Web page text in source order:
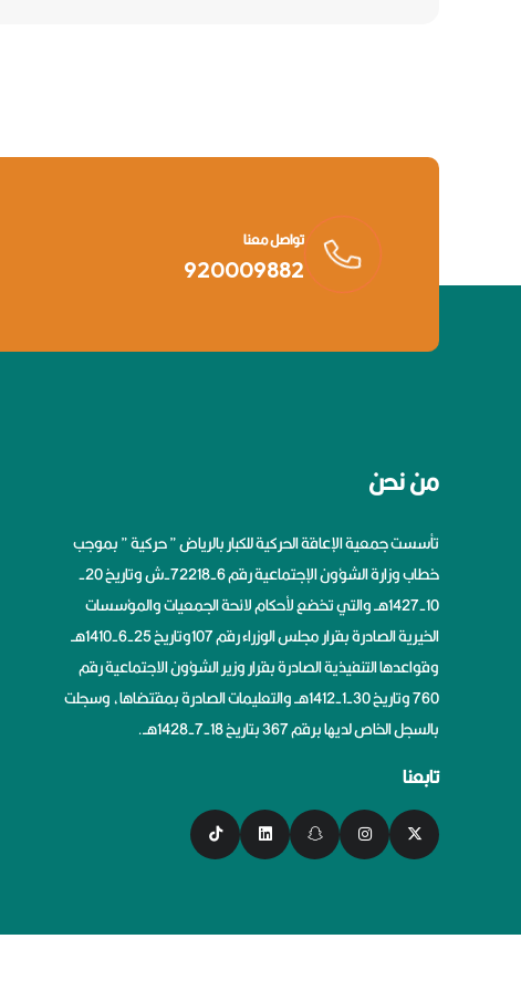
تواصل معنا
920009882
من نحن
تأسست جمعية الإعاقة الحركية للكبار بالرياض ” حركية ” بموجب
خطاب وزارة الشؤون الإجتماعية رقم 6-72218-ش وتاريخ 20-
10-1427هــ والتي تخضع لأحكام لائحة الجمعيات والمؤسسات
الخيرية الصادرة بقرار مجلس الوزراء رقم 107وتاريخ 25-6-1410هــ
وقواعدها التنفيذية الصادرة بقرار وزير الشؤون الاجتماعية رقم
760 وتاريخ 30-1-1412هــ والتعليمات الصادرة بمقتضاها، وسجلت
بالسجل الخاص لديها برقم 367 بتاريخ 18-7-1428هــ.
تابعنا